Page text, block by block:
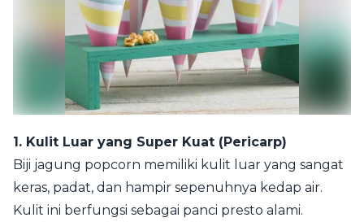
1. Kulit Luar yang Super Kuat (Pericarp)
Biji jagung popcorn memiliki kulit luar yang sangat
keras, padat, dan hampir sepenuhnya kedap air.
Kulit ini berfungsi sebagai panci presto alami.